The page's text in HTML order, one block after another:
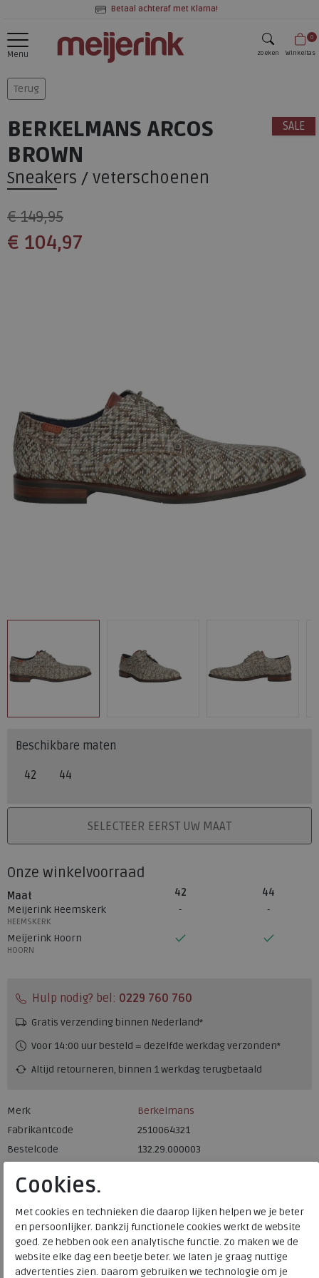
Betaal achteraf met Klarna!
Menu zoeken
0
Winkeltas
Terug
Berkelmans
SALE
BERKELMANS ARCOS
BROWN
Sneakers / veterschoenen
€ 149,95
€ 104,97
Beschikbare maten
42 44
PLAATS IN WINKELMANDSELECTEER EERST UW MAAT
Onze winkelvoorraad
Maat 42
44
Meijerink Heemskerk
HEEMSKERK
Meijerink Hoorn
HOORN
Hulp nodig? bel: 0229 760 760
Gratis verzending binnen Nederland*
Voor 14:00 uur besteld = dezelfde werkdag verzonden*
Altijd retourneren, binnen 1 werkdag terugbetaald
Merk
Berkelmans
Fabrikantcode
2510064321
Bestelcode
132.29.000003
Uitneembaar voetbed ja
Cookies.
Met cookies en technieken die daarop lijken helpen we je beter
en persoonlijker. Dankzij functionele cookies werkt de website
goed. Ze hebben ook een analytische functie. Zo maken we de
website elke dag een beetje beter. We laten je graag nuttige
advertenties zien. Daarom gebruiken we technologie om je